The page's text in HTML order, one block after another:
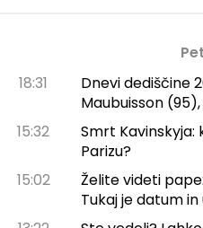
18:31
Dnevi dediščine
Maubuisson
15:32
Smrt Kavinskyja:
Parizu?
15:02
Želite videti
Tukaj je datum